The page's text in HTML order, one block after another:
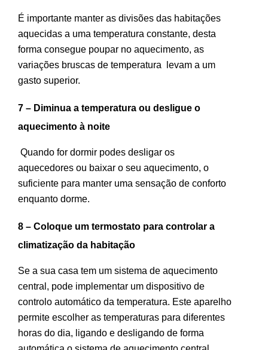
É importante manter as divisões das habitações
aquecidas a uma temperatura constante, desta
forma consegue poupar no aquecimento, as
variações bruscas de temperatura levam a um
gasto superior.
7 – Diminua a temperatura ou desligue o
aquecimento à noite
Quando for dormir podes desligar os
aquecedores ou baixar o seu aquecimento, o
suficiente para manter uma sensação de conforto
enquanto dorme.
8 – Coloque um termostato para controlar a
climatização da habitação
Se a sua casa tem um sistema de aquecimento
central, pode implementar um dispositivo de
controlo automático da temperatura. Este aparelho
permite escolher as temperaturas para diferentes
horas do dia, ligando e desligando de forma